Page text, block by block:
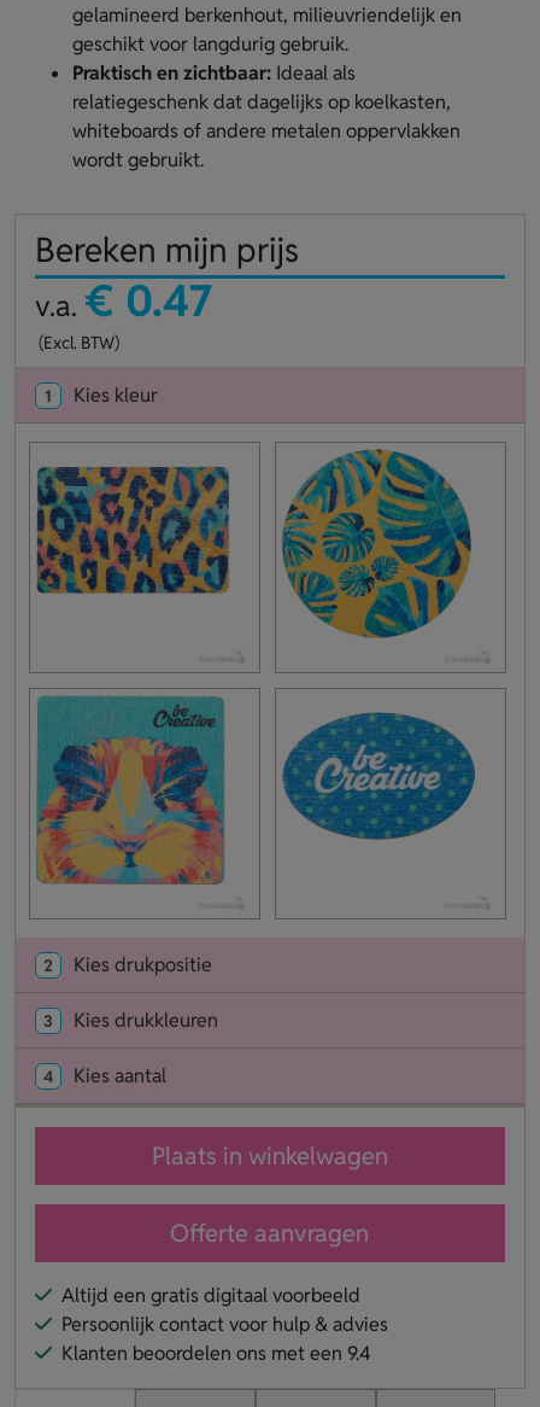
gelamineerd berkenhout, milieuvriendelijk en
geschikt voor langdurig gebruik.
Praktisch en zichtbaar: Ideaal als
relatiegeschenk dat dagelijks op koelkasten,
whiteboards of andere metalen oppervlakken
wordt gebruikt.
Bereken mijn prijs
v.a. € 0.47
(Excl. BTW)
1 Kies kleur
2 Kies drukpositie
3 Kies drukkleuren
4 Kies aantal
Plaats in winkelwagen
Offerte aanvragen
Altijd een gratis digitaal voorbeeld
Persoonlijk contact voor hulp & advies
Klanten beoordelen ons met een 9.4